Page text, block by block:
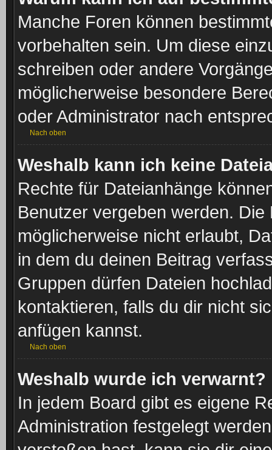
Manche Foren können
vorbehalten sein. Um diese
schreiben oder andere
möglicherweise besondere
oder Administrator nach
Nach oben
Weshalb kann ich keine
Rechte für Dateianhänge
Benutzer vergeben werden.
möglicherweise nicht erlaubt,
in dem du deinen Beitrag
Gruppen dürfen Dateien
kontaktieren, falls du dir nicht
anfügen kannst.
Nach oben
Weshalb wurde ich verwarnt?
In jedem Board gibt es eigene
Administration festgelegt